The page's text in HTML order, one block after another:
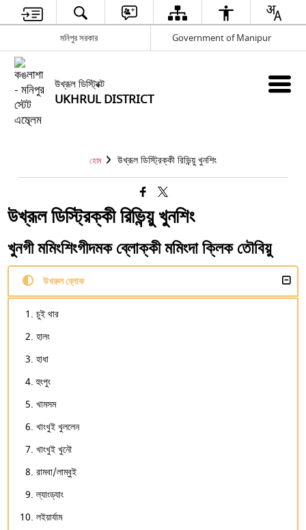
মনিপুর সরকার Government of Manipur
উখ্রূল ডিস্ট্রিক্ট
UKHRUL DISTRICT
হোম উখ্রূল ডিস্ট্রিক্কী রিভিন্য়ু খুনশিং
উখ্রূল ডিস্ট্রিক্কী রিভিন্য়ু খুনশিং
খুনগী মমিংশিংগীদমক ব্লোক্কী মমিংদা ক্লিক তৌবিয়ু
উখরুল ব্লোক
চুই থার
হালং
হাধা
হুংপুং
খামসম
খাংখুই খুললেন
খাংখুই খুনৌ
রামবা/লাম্বুই
ল্যাংড্যাং
লইয়ার্যাম